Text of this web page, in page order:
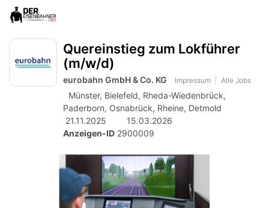
Accessibility
Modus
Navigation
Inhalt
von
mobilem
Endgerät
aus
Quereinstieg zum Lokführer
(m/w/d)
eurobahn GmbH & Co. KG Impressum Alle Jobs
Münster, Bielefeld, Rheda-Wiedenbrück,
Paderborn, Osnabrück, Rheine, Detmold
21.11.2025
15.03.2026
Anzeigen-ID 2900009